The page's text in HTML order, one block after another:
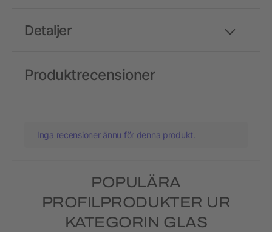
Detaljer
Produktrecensioner
Inga recensioner ännu för denna produkt.
POPULÄRA
PROFILPRODUKTER UR
KATEGORIN GLAS